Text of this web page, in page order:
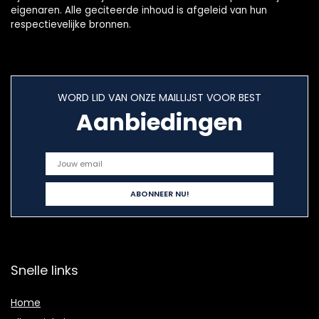
eigenaren. Alle geciteerde inhoud is afgeleid van hun
respectievelijke bronnen.
WORD LID VAN ONZE MAILLIJST VOOR BEST
Aanbiedingen
Snelle links
Home